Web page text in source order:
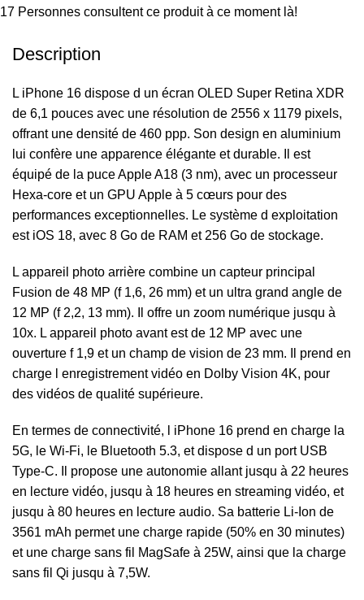
17 Personnes consultent ce produit à ce moment là!
Description
L iPhone 16 dispose d un écran OLED Super Retina XDR
de 6,1 pouces avec une résolution de 2556 x 1179 pixels,
offrant une densité de 460 ppp. Son design en aluminium
lui confère une apparence élégante et durable. Il est
équipé de la puce Apple A18 (3 nm), avec un processeur
Hexa-core et un GPU Apple à 5 cœurs pour des
performances exceptionnelles. Le système d exploitation
est iOS 18, avec 8 Go de RAM et 256 Go de stockage.
L appareil photo arrière combine un capteur principal
Fusion de 48 MP (f 1,6, 26 mm) et un ultra grand angle de
12 MP (f 2,2, 13 mm). Il offre un zoom numérique jusqu à
10x. L appareil photo avant est de 12 MP avec une
ouverture f 1,9 et un champ de vision de 23 mm. Il prend en
charge l enregistrement vidéo en Dolby Vision 4K, pour
des vidéos de qualité supérieure.
En termes de connectivité, l iPhone 16 prend en charge la
5G, le Wi-Fi, le Bluetooth 5.3, et dispose d un port USB
Type-C. Il propose une autonomie allant jusqu à 22 heures
en lecture vidéo, jusqu à 18 heures en streaming vidéo, et
jusqu à 80 heures en lecture audio. Sa batterie Li-Ion de
3561 mAh permet une charge rapide (50% en 30 minutes)
et une charge sans fil MagSafe à 25W, ainsi que la charge
sans fil Qi jusqu à 7,5W.